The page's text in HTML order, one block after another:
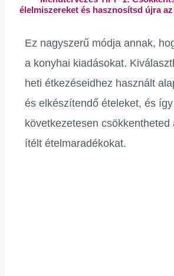
élelmiszereket és hasznosítsd újra
Ez nagyszerű módja annak,
a konyhai kiadásokat.
heti étkezéseidhez használt
és elkészítendő ételeket, és így
következetesen csökkentheted
ítélt ételmaradékokat.